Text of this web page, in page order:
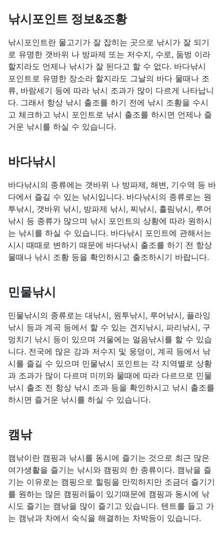
낚시포인트 정보&조황
낚시포인트란 물고기가 잘 잡히는 곳으로 낚시가 잘 되기
로 유명한 갯바위 나 방파제 또는 저수지, 수로, 둠벙 이라
할지라도 언제나 낚시가 잘 된다고 할 수 없다. 바다낚시
포인트로 유명한 장소라 할지라도 그날의 바다 물때나 조
류, 바람세기 등에 따라 낚시 조과가 많이 다르게 나타납니
다. 그래서 항상 낚시 출조를 하기 전에 낚시 조황을 수시
고 체크하고 낚시 포인트로 낚시 출조를 하시면 언제나 즐
거운 낚시를 하실 수 있습니다.
바다낚시
바다낚시의 종류에는 갯바위 나 방파제, 해변, 기수역 등 바
다에서 즐길 수 있는 낚시입니다. 바다낚시의 종류로는 원
투낚시, 갯바위 낚시, 방파제 낚시, 찌낚시, 흘림낚시, 루어
낚시 등 종류가 많으며 낚시 포인트의 상황에 따라 원하시
는 낚시를 하실 수 있습니다. 바다낚시 포인트에 관해서는
시시 때때로 변하기 때문에 바다낚시 출조를 하기 전 항상
물때나 낚시 조황 등을 확인하시고 출조하시기 바랍니다.
민물낚시
민물낚시의 종류로는 대낚시, 원투낚시, 루어낚시, 플라잉
낚시 등과 계곡 등에서 할 수 있는 견지낚시, 파리낚시, 구
멍치기 낚시 등이 있으며 겨울에는 얼음낚시를 할 수 있습
니다. 전국에 많은 강과 저수지 및 웅덩이, 계곡 등에서 낚
시를 즐길 수 있으며 민물낚시 포인트는 각 지역별로 상황
과 조과가 많이 다르며 미끼와 물때에 따라 다르므로 민물
낚시 출조 전 항상 낚시 조과 등을 확인하시고 낚시 출조를
하시면 즐거운 낚시를 하실 수 있습니다.
캠낚
캠낚이란 캠핑과 낚시를 동시에 즐기는 것으로 최근 많은
여가생활을 즐기는 낚시와 캠핑의 한 종류이다. 캠낚을 즐
기는 이유로는 캠핑으로 힐링을 만끽하지만 조금더 즐기기
를 원하는 많은 캠핑러들이 있기때문에 캠핑과 동시에 낚
시도 즐기는 캠낚을 많이 즐기고 있습니다. 텐트를 들고 가
는 캠낚과 차에서 숙식을 해결하는 차박등이 있습니다.